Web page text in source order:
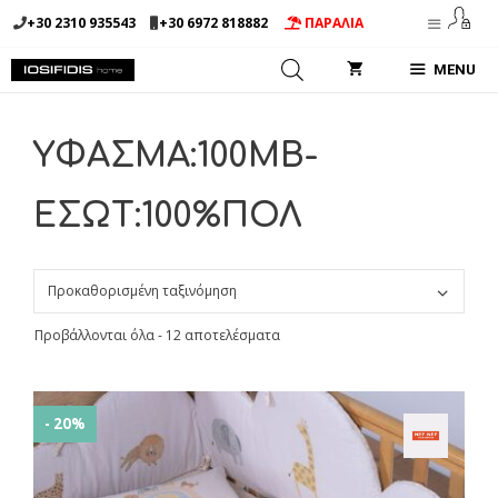
Μετάβαση
σε
περιεχόμενο
+30 2310 935543 +30 6972 818882 ΠΑΡΑΛΙΑ
MENU
ΥΦΑΣΜΑ:100MB-
ΕΣΩΤ:100%ΠΟΛ
Προβάλλονται όλα - 12 αποτελέσματα
- 20%